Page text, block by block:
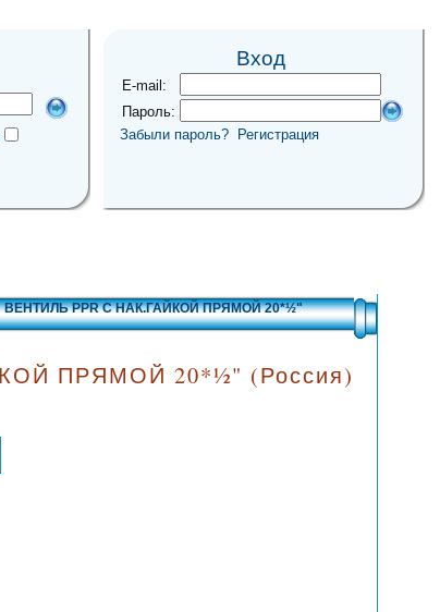
Вход
E-mail:
Пароль:
Забыли пароль?
Регистрация
ВЕНТИЛЬ PPR С НАК.ГАЙКОЙ ПРЯМОЙ 20*½"
ПРЯМОЙ 20*½" (Россия)